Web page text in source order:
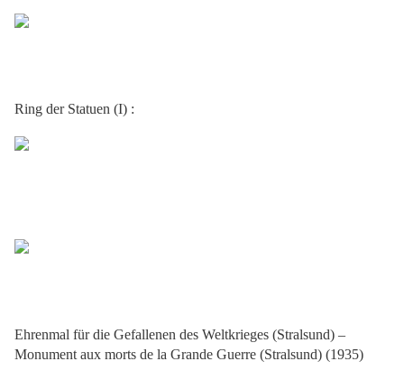
Ring der Statuen (I) :
Ehrenmal für die Gefallenen des Weltkrieges (Stralsund) –
Monument aux morts de la Grande Guerre (Stralsund) (1935)